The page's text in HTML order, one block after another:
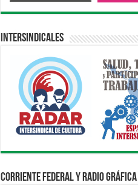
Intersindicales
Corriente Federal y Radio Gráfica